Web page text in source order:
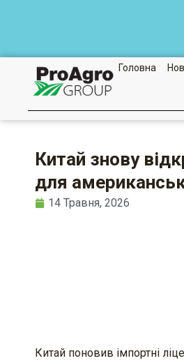
Головна
Китай знову
для
14 Травня, 2026
Китай поновив імпортні